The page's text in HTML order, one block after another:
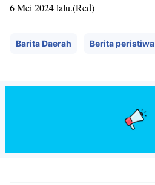
6 Mei 2024 lalu.(Red)
Barita Daerah Berita peristiwa